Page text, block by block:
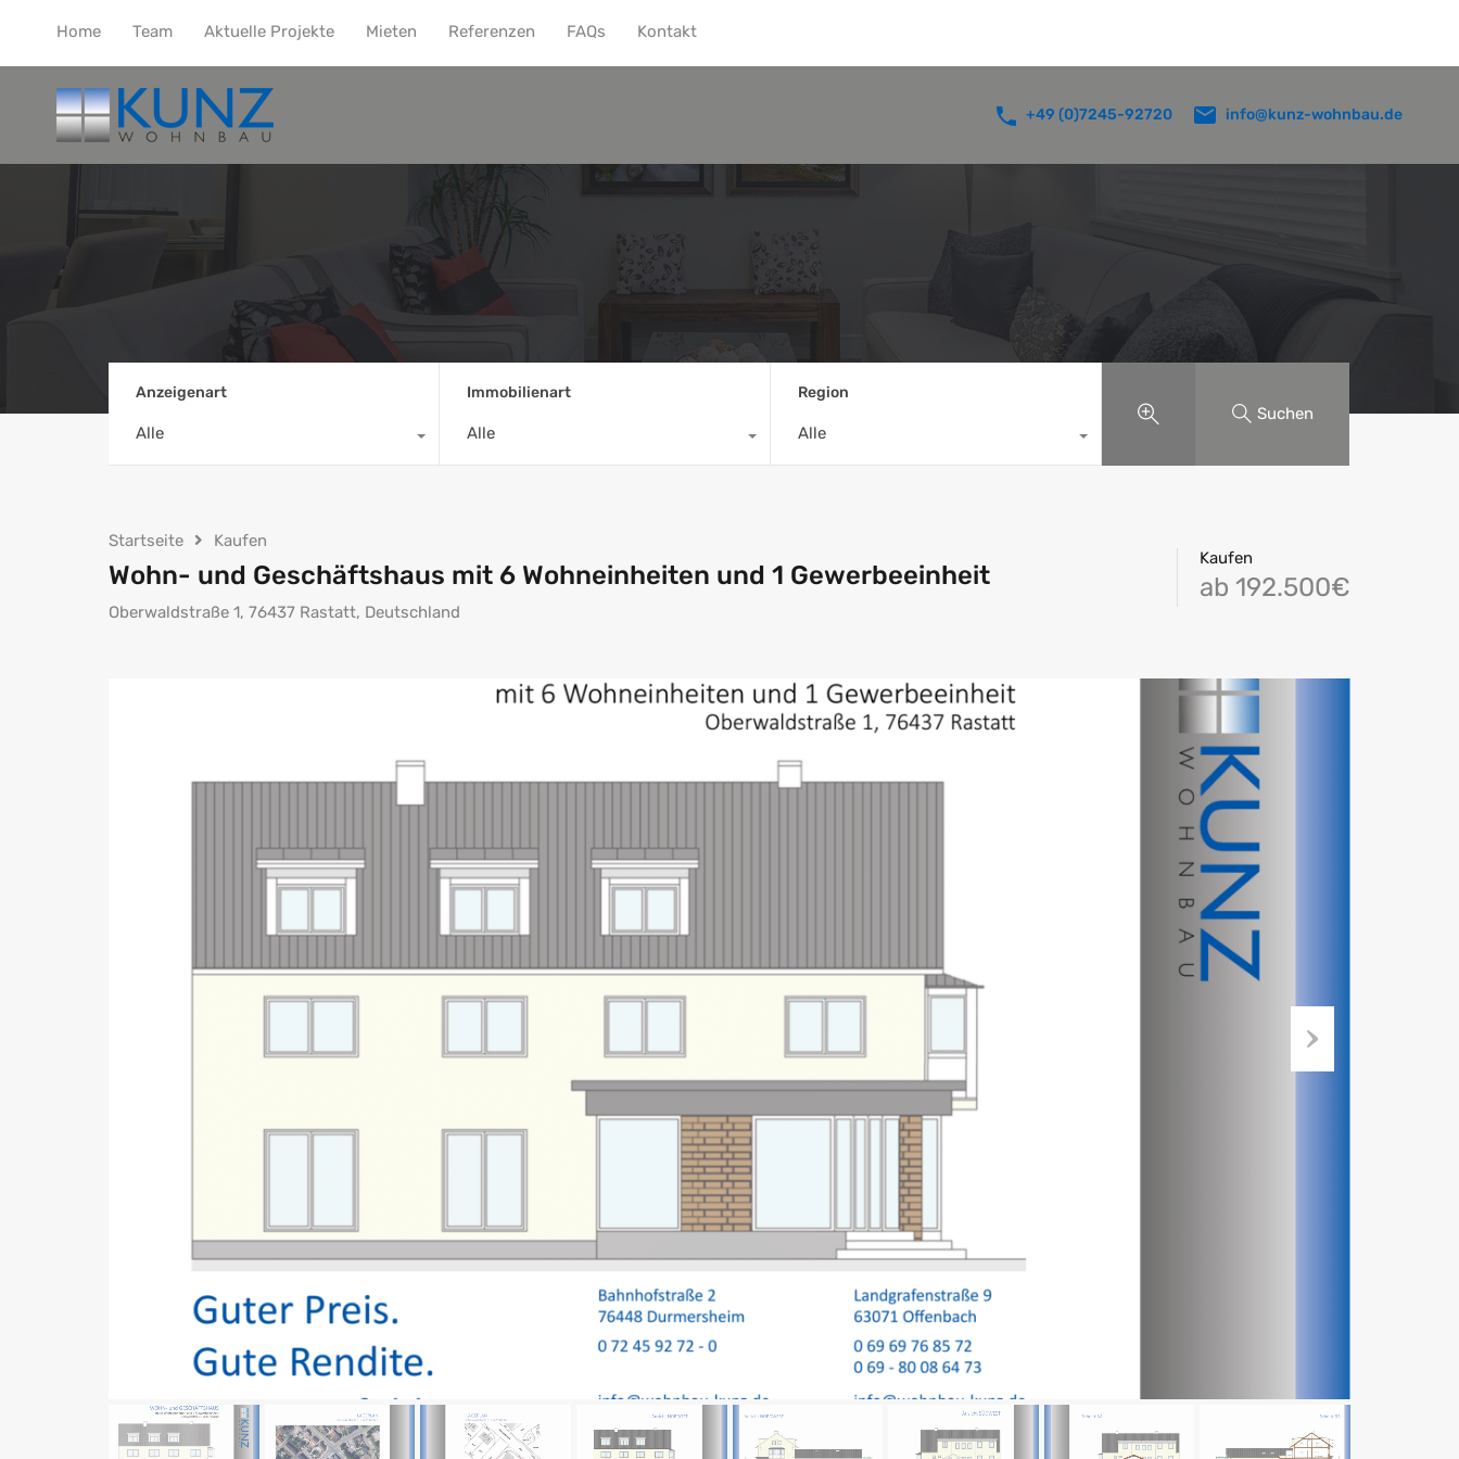
Home Team Aktuelle Projekte Mieten Referenzen FAQs Kontakt
+49 (0)7245-92720 info@kunz-wohnbau.de
Anzeigenart
Alle
Immobilienart
Alle
Region
Alle
Suchen
Startseite Kaufen
Wohn- und Geschäftshaus mit 6 Wohneinheiten und 1 Gewerbeeinheit
Oberwaldstraße 1, 76437 Rastatt, Deutschland
Kaufen
ab 192.500€